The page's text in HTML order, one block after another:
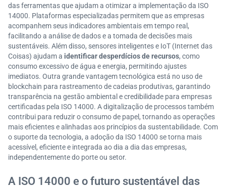
das ferramentas que ajudam a otimizar a implementação da ISO
14000. Plataformas especializadas permitem que as empresas
acompanhem seus indicadores ambientais em tempo real,
facilitando a análise de dados e a tomada de decisões mais
sustentáveis. Além disso, sensores inteligentes e IoT (Internet das
Coisas) ajudam a identificar desperdícios de recursos, como
consumo excessivo de água e energia, permitindo ajustes
imediatos. Outra grande vantagem tecnológica está no uso de
blockchain para rastreamento de cadeias produtivas, garantindo
transparência na gestão ambiental e credibilidade para empresas
certificadas pela ISO 14000. A digitalização de processos também
contribui para reduzir o consumo de papel, tornando as operações
mais eficientes e alinhadas aos princípios da sustentabilidade. Com
o suporte da tecnologia, a adoção da ISO 14000 se torna mais
acessível, eficiente e integrada ao dia a dia das empresas,
independentemente do porte ou setor.
A ISO 14000 e o futuro sustentável das